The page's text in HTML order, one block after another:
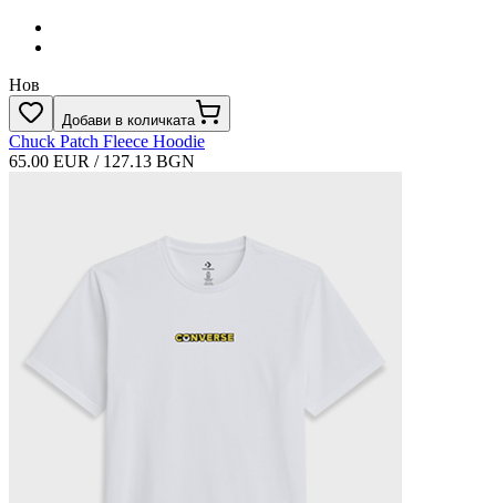
Нов
Добави в количката
Chuck Patch Fleece Hoodie
65.00 EUR / 127.13 BGN